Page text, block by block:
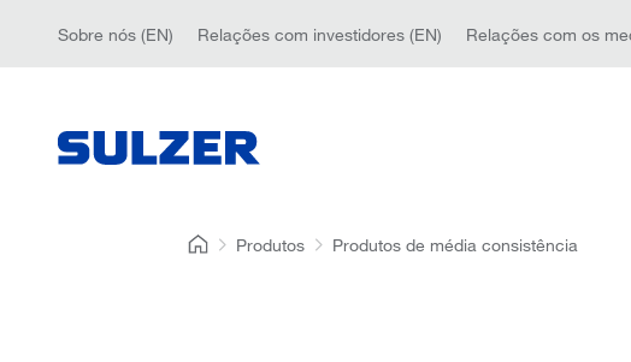
Sobre nós (EN) Relações com investidores (EN) Relações com os
Produtos Produtos de média consistência